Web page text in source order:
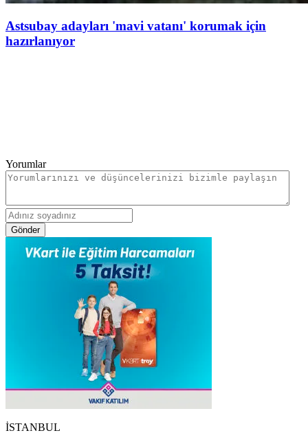
Astsubay adayları 'mavi vatanı' korumak için
hazırlanıyor
Yorumlar
Gönder
İSTANBUL